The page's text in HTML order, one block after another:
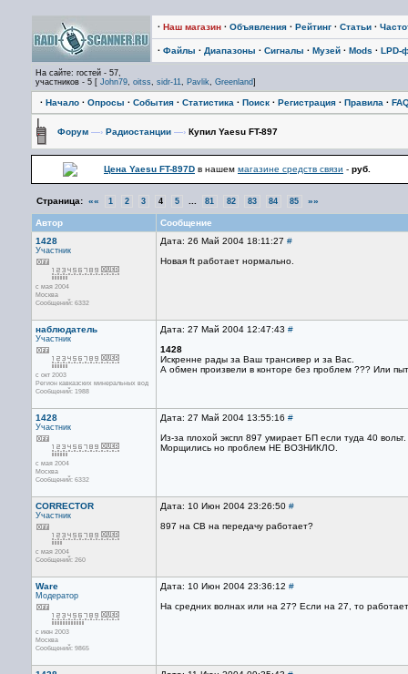
· Наш магазин · Объявления · Рейтинг · Статьи ·
· Файлы · Диапазоны · Сигналы · Музей · Mods · LPD-
На сайте: гостей - 57,
участников - 5 [ John79, oitss, sidr-11, Pavlik, Greenland]
· Начало · Опросы · События · Статистика · Поиск · Регистрация · Правила ·
Форум —› Радиостанции —› Купил Yaesu FT-897
Цена Yaesu FT-897D в нашем магазине средств связи - руб.
Страница: «« 1 2 3 4 5 81 82 83 84 85 »»
Автор
Сообщение
1428
Участник
с мая 2004
Москва
Сообщений: 6332
Дата: 26 Май 2004 18:11:27 #
Новая ft работает нормально.
наблюдатель
Участник
с окт 2003
Регион кавказских минеральных вод
Сообщений: 1988
Дата: 27 Май 2004 12:47:43 #
1428
Искренне рады за Ваш трансивер и за Вас.
А обмен произвели в конторе без проблем ??? Или
1428
Участник
с мая 2004
Москва
Сообщений: 6332
Дата: 27 Май 2004 13:55:16 #
Из-за плохой экспл 897 умирает БП если туда 40
Морщились но проблем НЕ ВОЗНИКЛО.
CORRECTOR
Участник
с мая 2004
Сообщений: 260
Дата: 10 Июн 2004 23:26:50 #
897 на СВ на передачу работает?
Ware
Модератор
с июн 2003
Москва
Сообщений: 9865
Дата: 10 Июн 2004 23:36:12 #
На средних волнах или на 27? Если на 27, то